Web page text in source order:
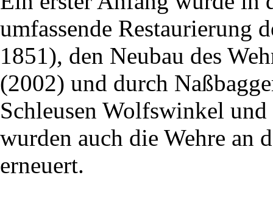
umfassende Restaurierung
1851), den Neubau des
(2002) und durch
Schleusen Wolfswinkel
wurden auch die Wehre an
erneuert.